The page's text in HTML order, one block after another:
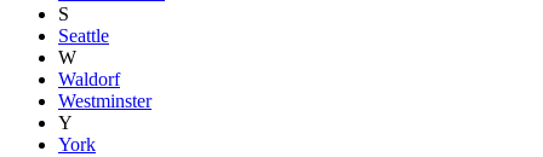
S
Seattle
W
Waldorf
Westminster
Y
York